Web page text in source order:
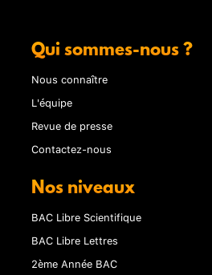
Qui sommes-nous ?
Nous connaître
L'équipe
Revue de presse
Contactez-nous
Nos niveaux
BAC Libre Scientifique
BAC Libre Lettres
2ème Année BAC